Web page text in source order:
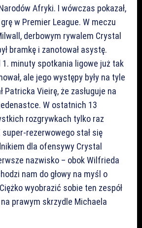
Afryki. I wówczas pokazał,
w Premier League. W meczu
derbowym rywalem Crystal
bramkę i zanotował asystę.
1. minuty spotkania ligowe już tak
ale jego występy były na tyle
Patricka Vieirę, że zasługuje na
W ostatnich 13
rozgrywkach tylko raz
super-rezerwowego stał się
dla ofensywy Crystal
nazwisko – obok Wilfrieda
nam do głowy na myśl o
wyobrazić sobie ten zespół
prawym skrzydle Michaela